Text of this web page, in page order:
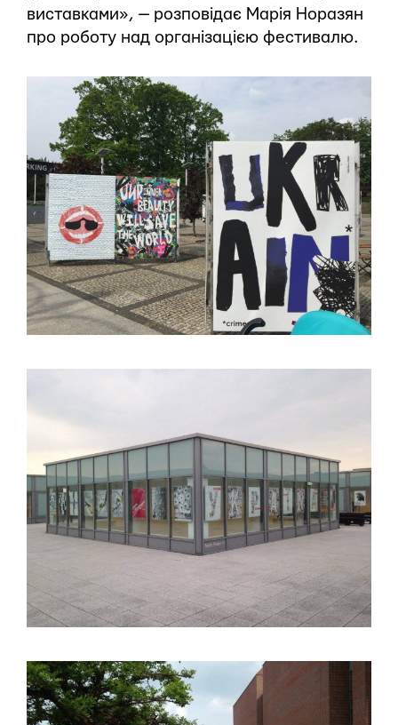
виставками», — розповідає Марія Норазян
про роботу над організацією фестивалю.